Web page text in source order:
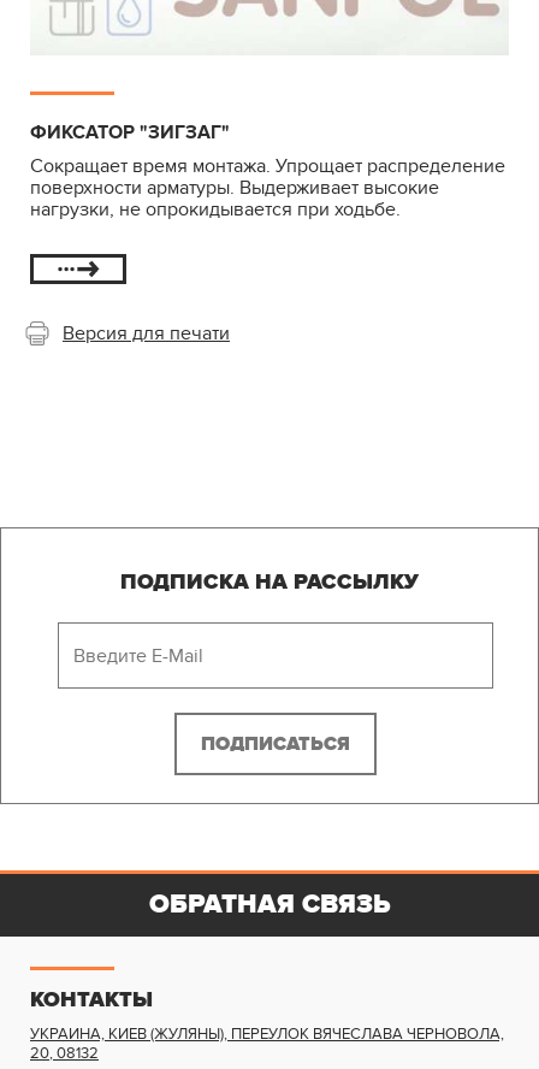
ФИКСАТОР "ЗИГЗАГ"
Сокращает время монтажа. Упрощает распределение
поверхности арматуры. Выдерживает высокие
нагрузки, не опрокидывается при ходьбе.
Версия для печати
ПОДПИСКА НА РАССЫЛКУ
КОНТАКТЫ
УКРАИНА, КИЕВ (ЖУЛЯНЫ), ПЕРЕУЛОК ВЯЧЕСЛАВА ЧЕРНОВОЛА,
20,08132
ОБРАТНАЯ СВЯЗЬ